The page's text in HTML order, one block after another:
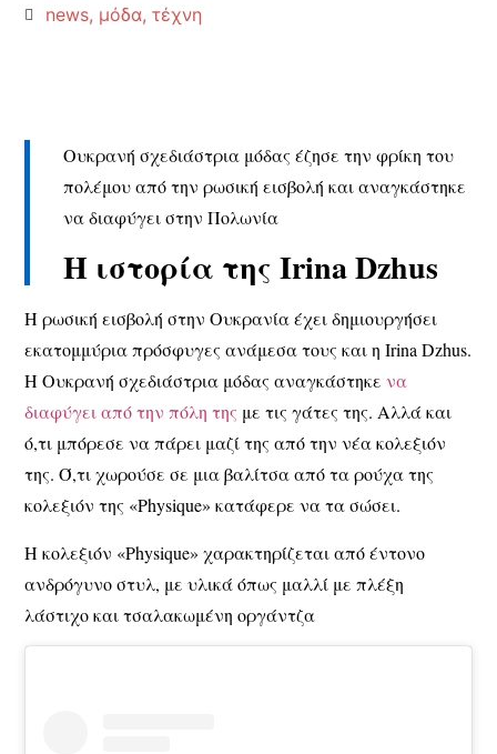
news, μόδα,τέχνη
Ουκρανή σχεδιάστρια μόδας έζησε την φρίκη του
πολέμου από την ρωσική εισβολή και αναγκάστηκε
να διαφύγει στην Πολωνία
Η ιστορία της Irina Dzhus
Η ρωσική εισβολή στην Ουκρανία έχει δημιουργήσει
εκατομμύρια πρόσφυγες ανάμεσα τους και η Irina Dzhus.
Η Ουκρανή σχεδιάστρια μόδας αναγκάστηκενα
διαφύγει από την πόλη της με τις γάτες της. Αλλά και
ό,τι μπόρεσε να πάρει μαζί της από την νέα κολεξιόν
της. Ό,τι χωρούσε σε μια βαλίτσα από τα ρούχα της
κολεξιόν της «Physique» κατάφερε να τα σώσει.
Η κολεξιόν «Physique» χαρακτηρίζεται από έντονο
ανδρόγυνο στυλ, με υλικά όπως μαλλί με πλέξη
λάστιχο και τσαλακωμένη οργάντζα